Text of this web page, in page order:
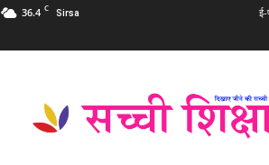
36.4 C Sirsa
Shiksha